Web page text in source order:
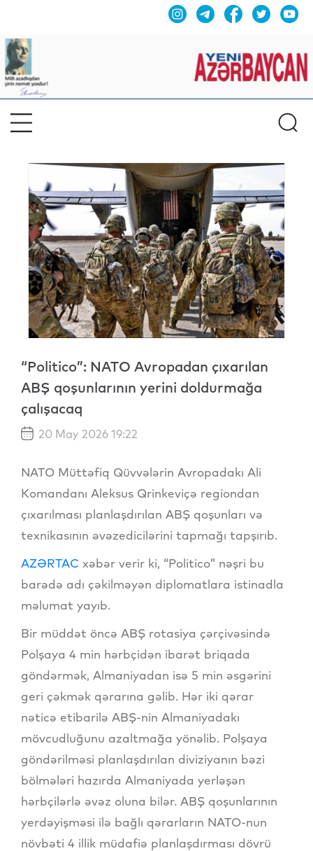
“Politico”: NATO Avropadan çıxarılan
ABŞ qoşunlarının yerini doldurmağa
çalışacaq
20 May 2026 19:22
NATO Müttəfiq Qüvvələrin Avropadakı Ali
Komandanı Aleksus Qrinkeviçə regiondan
çıxarılması planlaşdırılan ABŞ qoşunları və
texnikasının əvəzedicilərini tapmağı tapşırıb.
AZƏRTAC xəbər verir ki, “Politico” nəşri bu
barədə adı çəkilməyən diplomatlara istinadla
məlumat yayıb.
Bir müddət öncə ABŞ rotasiya çərçivəsində
Polşaya 4 min hərbçidən ibarət briqada
göndərmək, Almaniyadan isə 5 min əsgərini
geri çəkmək qərarına gəlib. Hər iki qərar
nəticə etibarilə ABŞ-nin Almaniyadakı
mövcudluğunu azaltmağa yönəlib. Polşaya
göndərilməsi planlaşdırılan diviziyanın bəzi
bölmələri hazırda Almaniyada yerləşən
hərbçilərlə əvəz oluna bilər. ABŞ qoşunlarının
yerdəyişməsi ilə bağlı qərarların NATO-nun
növbəti 4 illik müdafiə planlaşdırması dövrü